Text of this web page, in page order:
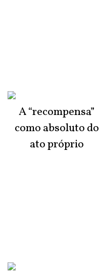
A “recompensa”
como absoluto do
ato próprio